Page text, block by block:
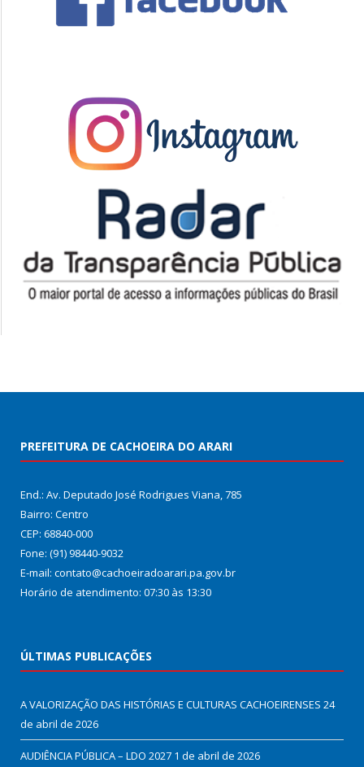
PREFEITURA DE CACHOEIRA DO ARARI
End.: Av. Deputado José Rodrigues Viana, 785
Bairro: Centro
CEP: 68840-000
Fone: (91) 98440-9032
E-mail: contato@cachoeiradoarari.pa.gov.br
Horário de atendimento: 07:30 às 13:30
ÚLTIMAS PUBLICAÇÕES
A VALORIZAÇÃO DAS HISTÓRIAS E CULTURAS CACHOEIRENSES 24
de abril de 2026
AUDIÊNCIA PÚBLICA – LDO 2027 1 de abril de 2026